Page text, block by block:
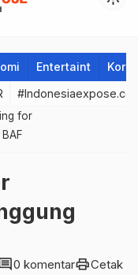
Entertaint
for
0 komentarprintCetak